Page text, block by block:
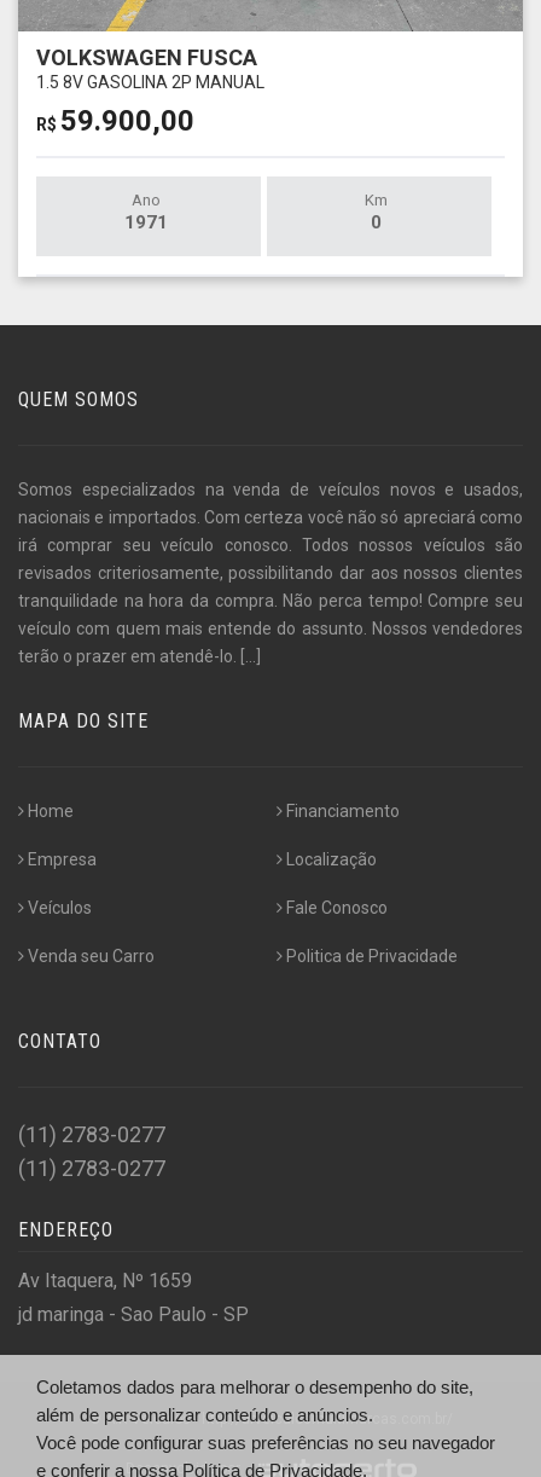
VOLKSWAGEN FUSCA
1.5 8V GASOLINA 2P MANUAL
R$ 59.900,00
Ano
1971
Km
0
QUEM SOMOS
Somos especializados na venda de veículos novos e usados,
nacionais e importados. Com certeza você não só apreciará como
irá comprar seu veículo conosco. Todos nossos veículos são
revisados criteriosamente, possibilitando dar aos nossos clientes
tranquilidade na hora da compra. Não perca tempo! Compre seu
veículo com quem mais entende do assunto. Nossos vendedores
terão o prazer em atendê-lo. [...]
MAPA DO SITE
Home
Empresa
Veículos
Venda seu Carro
Financiamento
Localização
Fale Conosco
Politica de Privacidade
CONTATO
(11) 2783-0277
(11) 2783-0277
ENDEREÇO
Av Itaquera, Nº 1659
jd maringa - Sao Paulo - SP
© A.R Veiculos - http://arveiculosmultimarcas.com.br/
Desenvolvido por
Coletamos dados para melhorar o desempenho do site,
além de personalizar conteúdo e anúncios.
Você pode configurar suas preferências no seu navegador
e conferir a nossa Política de Privacidade.